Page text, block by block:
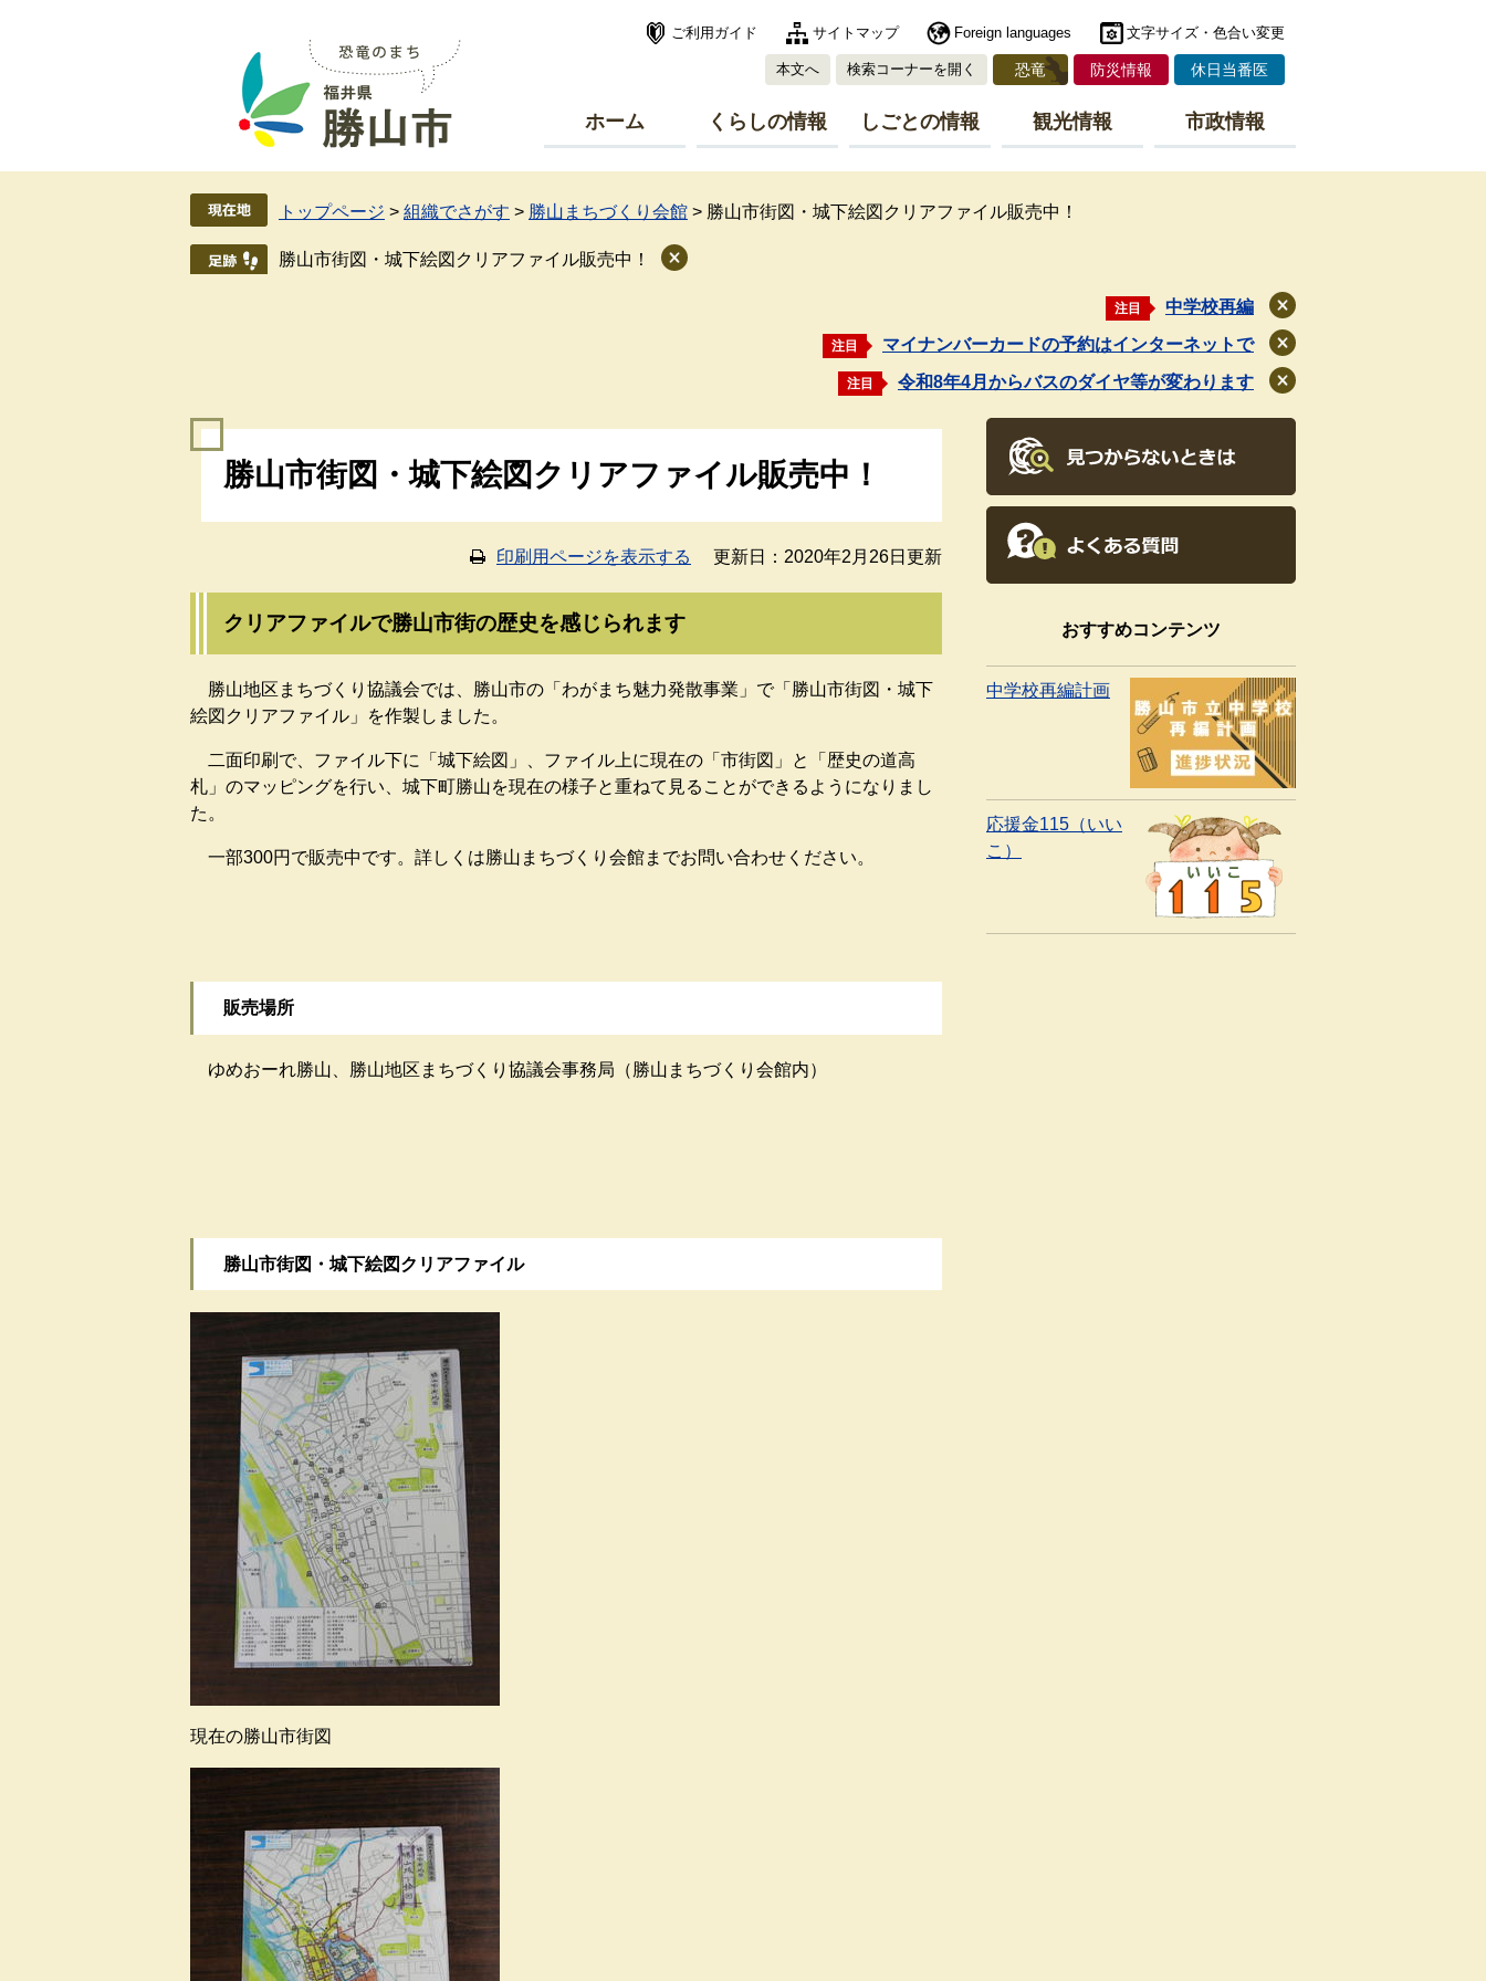
で
ば
ご利用ガイド サイトマップ Foreign languages 文字サイズ・色合い変更
本文へ 検索コーナーを開く 恐竜 防災情報 休日当番医
ホーム くらしの情報 しごとの情報 観光情報 市政情報
トップページ > 組織でさがす > 勝山まちづくり会館 > 勝山市街図・城下絵図クリアファイル販売中！
勝山市街図・城下絵図クリアファイル販売中！
注目 中学校再編
閉
じ
る
注目 マイナンバーカードの予約はインターネットで
閉
じ
る
注目 令和8年4月からバスのダイヤ等が変わります
閉
勝山市街図・城下絵図クリアファイル販売中！
印刷用ページを表示する 更新日：2020年2月26日更新
クリアファイルで勝山市街の歴史を感じられます
勝山地区まちづくり協議会では、勝山市の「わがまち魅力発散事業」で「勝山市街図・城下
絵図クリアファイル」を作製しました。
二面印刷で、ファイル下に「城下絵図」、ファイル上に現在の「市街図」と「歴史の道高
札」のマッピングを行い、城下町勝山を現在の様子と重ねて見ることができるようになりまし
た。
一部300円で販売中です。詳しくは勝山まちづくり会館までお問い合わせください。
販売場所
ゆめおーれ勝山、勝山地区まちづくり協議会事務局（勝山まちづくり会館内）
勝山市街図・城下絵図クリアファイル
現在の勝山市街図
おすすめコンテンツ
中学校再編計画
応援金115（いい
こ）